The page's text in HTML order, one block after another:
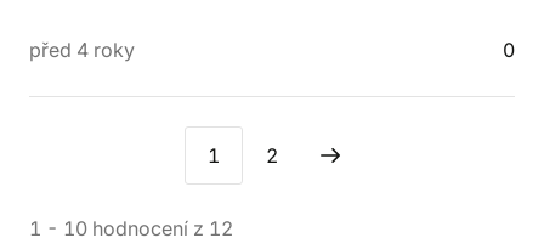
před 4 roky 0
1 2
1 - 10 hodnocení z 12